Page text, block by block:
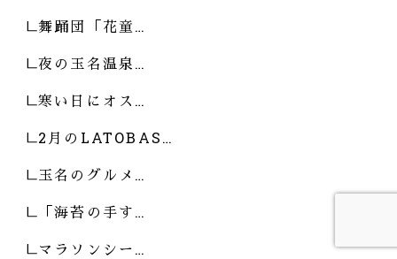
舞踊団「花童…
夜の玉名温泉…
寒い日にオス…
2月のLATOBAS…
玉名のグルメ…
「海苔の手す…
マラソンシー…